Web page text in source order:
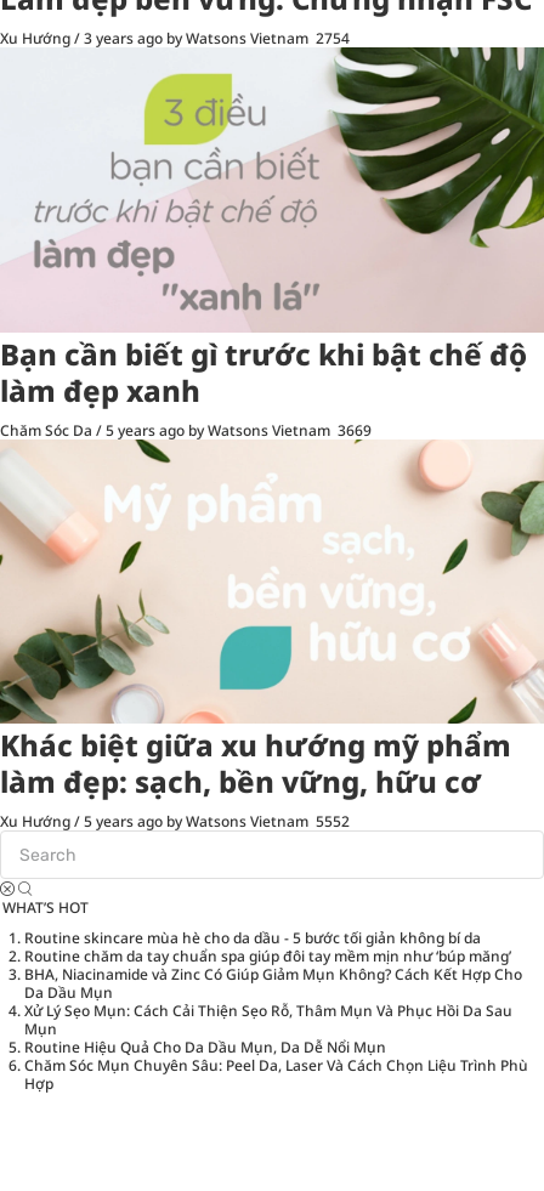
Xu Hướng/3 years ago by Watsons Vietnam 2754
Bạn cần biết gì trước khi bật chế độ
làm đẹp xanh
Chăm Sóc Da /5 years ago by Watsons Vietnam 3669
Khác biệt giữa xu hướng mỹ phẩm
làm đẹp: sạch, bền vững, hữu cơ
Xu Hướng/5 years ago by Watsons Vietnam 5552
WHAT’S HOT
Routine skincare mùa hè cho da dầu - 5 bước tối giản không bí da
Routine chăm da tay chuẩn spa giúp đôi tay mềm mịn như ‘búp măng’
BHA, Niacinamide và Zinc Có Giúp Giảm Mụn Không? Cách Kết Hợp Cho
Da Dầu Mụn
Xử Lý Sẹo Mụn: Cách Cải Thiện Sẹo Rỗ, Thâm Mụn Và Phục Hồi Da Sau
Mụn
Routine Hiệu Quả Cho Da Dầu Mụn, Da Dễ Nổi Mụn
Chăm Sóc Mụn Chuyên Sâu: Peel Da, Laser Và Cách Chọn Liệu Trình Phù
Hợp